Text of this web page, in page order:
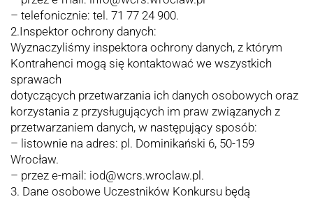
– telefonicznie: tel. 71 77 24 900.
2.Inspektor ochrony danych:
Wyznaczyliśmy inspektora ochrony danych, z którym
Kontrahenci mogą się kontaktować we wszystkich
sprawach
dotyczących przetwarzania ich danych osobowych oraz
korzystania z przysługujących im praw związanych z
przetwarzaniem danych, w następujący sposób:
– listownie na adres: pl. Dominikański 6, 50-159
Wrocław.
– przez e-mail: iod@wcrs.wroclaw.pl.
3. Dane osobowe Uczestników Konkursu będą